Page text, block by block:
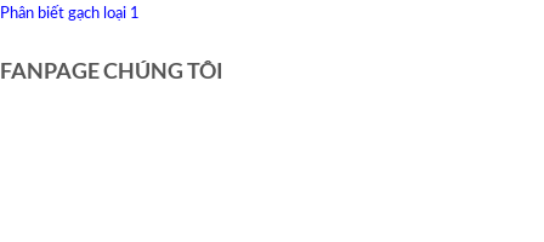
Phân biết gạch loại 1
FANPAGE CHÚNG TÔI